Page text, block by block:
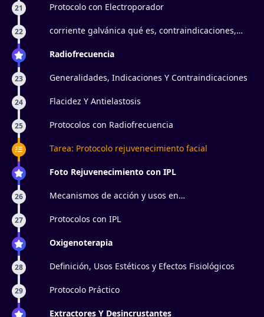
21 Protocolo con Electroporador
22
corriente galvánica qué es, contraindicaciones,
Radiofrecuencia
23 Generalidades, Indicaciones Y Contraindicaciones
24 Flacidez Y Antielastosis
25 Protocolos con Radiofrecuencia
Tarea: Protocolo rejuvenecimiento facial
Foto Rejuvenecimiento con IPL
26
Mecanismos de acción y usos en
27 Protocolos con IPL
Oxigenoterapia
28 Definición, Usos Estéticos y Efectos Fisiológicos
29 Protocolo Práctico
Extractores Y Desincrustantes